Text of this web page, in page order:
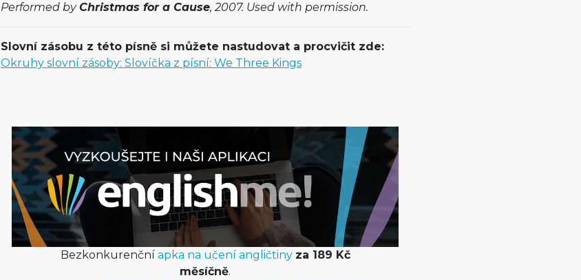
Performed byChristmas for a Cause, 2007. Used with permission.
Slovní zásobu z této písně si můžete nastudovat a procvičit zde:
Okruhy slovní zásoby: Slovíčka z písní: We Three Kings
Bezkonkurenční apka na učení angličtiny za 189 Kč
měsíčně.